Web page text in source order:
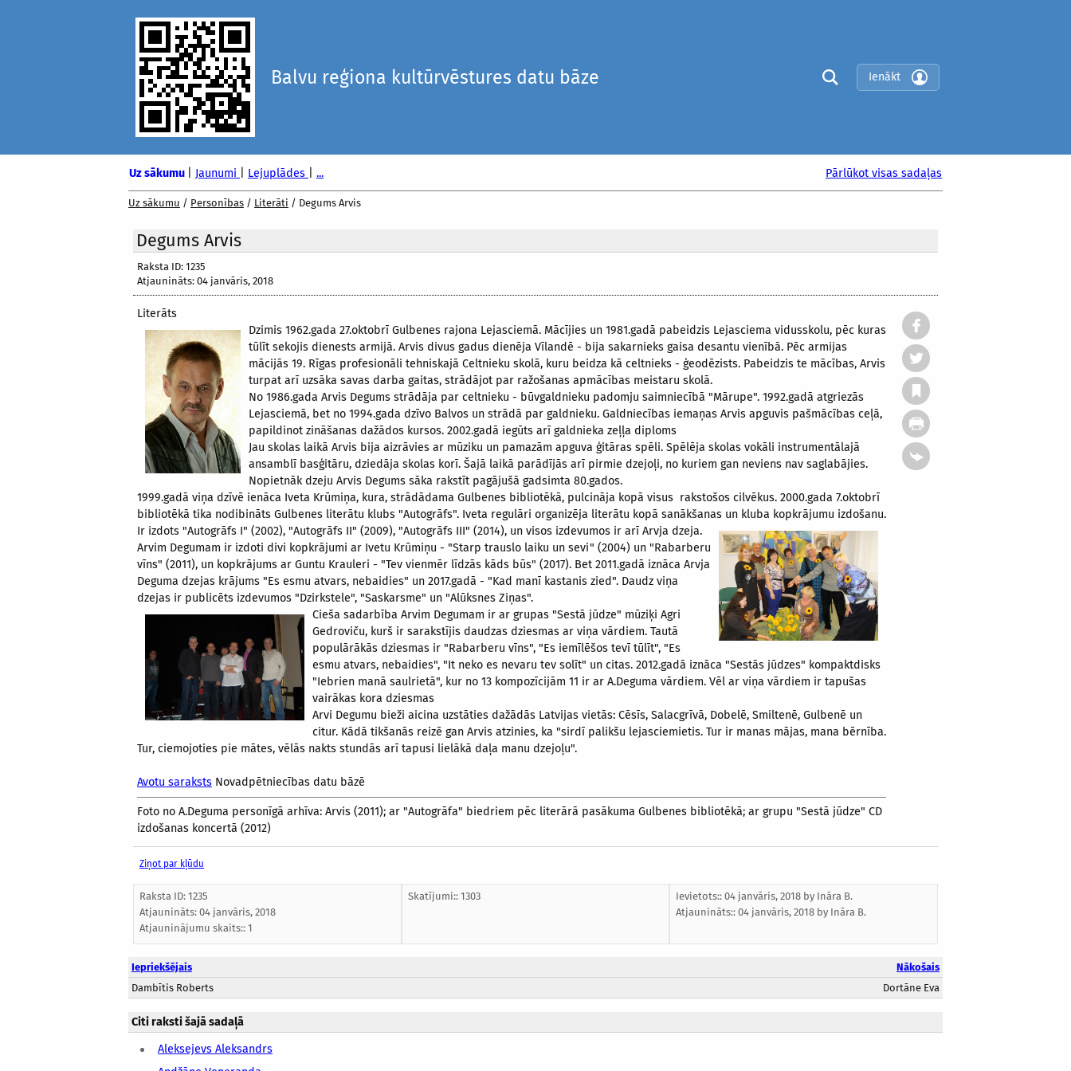
Balvu reģiona kultūrvēstures datu bāze Ienākt
Uz sākumu Jaunumi Lejuplādes ... Pārlūkot visas sadaļas
Uz sākumu / Personības / Literāti / Degums Arvis
Degums Arvis
Raksta ID: 1235
Atjaunināts: 04 janvāris, 2018
Literāts
Dzimis 1962.gada 27.oktobrī Gulbenes rajona Lejasciemā. Mācījies un 1981.gadā pabeidzis Lejasciema vidusskolu, pēc kuras
tūlīt sekojis dienests armijā. Arvis divus gadus dienēja Vīlandē - bija sakarnieks gaisa desantu vienībā. Pēc armijas
mācijās 19. Rīgas profesionāli tehniskajā Celtnieku skolā, kuru beidza kā celtnieks - ģeodēzists. Pabeidzis te mācības, Arvis
turpat arī uzsāka savas darba gaitas, strādājot par ražošanas apmācības meistaru skolā.
No 1986.gada Arvis Degums strādāja par celtnieku - būvgaldnieku padomju saimniecībā "Mārupe". 1992.gadā atgriezās
Lejasciemā, bet no 1994.gada dzīvo Balvos un strādā par galdnieku. Galdniecības iemaņas Arvis apguvis pašmācības ceļā,
papildinot zināšanas dažādos kursos. 2002.gadā iegūts arī galdnieka zeļļa diploms
Jau skolas laikā Arvis bija aizrāvies ar mūziku un pamazām apguva ģitāras spēli. Spēlēja skolas vokāli instrumentālajā
ansamblī basģitāru, dziedāja skolas korī. Šajā laikā parādījās arī pirmie dzejoļi, no kuriem gan neviens nav saglabājies.
Nopietnāk dzeju Arvis Degums sāka rakstīt pagājušā gadsimta 80.gados.
1999.gadā viņa dzīvē ienāca Iveta Krūmiņa, kura, strādādama Gulbenes bibliotēkā, pulcināja kopā visus rakstošos cilvēkus. 2000.gada 7.oktobrī
bibliotēkā tika nodibināts Gulbenes literātu klubs "Autogrāfs". Iveta regulāri organizēja literātu kopā sanākšanas un kluba kopkrājumu izdošanu.
Ir izdots "Autogrāfs I" (2002), "Autogrāfs II" (2009), "Autogrāfs III" (2014), un visos izdevumos ir arī Arvja dzeja.
Arvim Degumam ir izdoti divi kopkrājumi ar Ivetu Krūmiņu - "Starp trauslo laiku un sevi" (2004) un "Rabarberu
vīns" (2011), un kopkrājums ar Guntu Krauleri - "Tev vienmēr līdzās kāds būs" (2017). Bet 2011.gadā iznāca Arvja
Deguma dzejas krājums "Es esmu atvars, nebaidies" un 2017.gadā - "Kad manī kastanis zied". Daudz viņa
dzejas ir publicēts izdevumos "Dzirkstele", "Saskarsme" un "Alūksnes Ziņas".
Cieša sadarbība Arvim Degumam ir ar grupas "Sestā jūdze" mūziķi Agri
Gedroviču, kurš ir sarakstījis daudzas dziesmas ar viņa vārdiem. Tautā
populārākās dziesmas ir "Rabarberu vīns", "Es iemīlēšos tevī tūlīt", "Es
esmu atvars, nebaidies", "It neko es nevaru tev solīt" un citas. 2012.gadā iznāca "Sestās jūdzes" kompaktdisks
"Iebrien manā saulrietā", kur no 13 kompozīcijām 11 ir ar A.Deguma vārdiem. Vēl ar viņa vārdiem ir tapušas
vairākas kora dziesmas
Arvi Degumu bieži aicina uzstāties dažādās Latvijas vietās: Cēsīs, Salacgrīvā, Dobelē, Smiltenē, Gulbenē un
citur. Kādā tikšanās reizē gan Arvis atzinies, ka "sirdī palikšu lejasciemietis. Tur ir manas mājas, mana bērnība.
Tur, ciemojoties pie mātes, vēlās nakts stundās arī tapusi lielākā daļa manu dzejoļu".
Avotu saraksts Novadpētniecības datu bāzē
Foto no A.Deguma personīgā arhīva: Arvis (2011); ar "Autogrāfa" biedriem pēc literārā pasākuma Gulbenes bibliotēkā; ar grupu "Sestā jūdze" CD
izdošanas koncertā (2012)
Ziņot par kļūdu
Raksta ID: 1235
Atjaunināts: 04 janvāris, 2018
Atjauninājumu skaits:: 1
Skatījumi:: 1303 Ievietots:: 04 janvāris, 2018 by Ināra B.
Atjaunināts::04 janvāris, 2018 by Ināra B.
Iepriekšējais
Nākošais
Dambītis Roberts
Dortāne Eva
Citi raksti šajā sadaļā
Aleksejevs Aleksandrs